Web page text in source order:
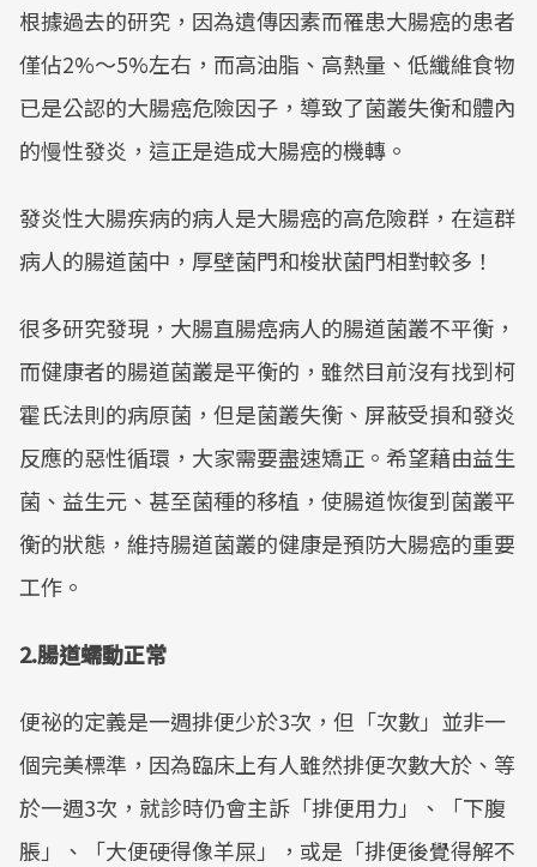
根據過去的研究，因為遺傳因素而罹患大腸癌的患者
僅佔2%～5%左右，而高油脂、高熱量、低纖維食物
已是公認的大腸癌危險因子，導致了菌叢失衡和體內
的慢性發炎，這正是造成大腸癌的機轉。
發炎性大腸疾病的病人是大腸癌的高危險群，在這群
病人的腸道菌中，厚壁菌門和梭狀菌門相對較多！
很多研究發現，大腸直腸癌病人的腸道菌叢不平衡，
而健康者的腸道菌叢是平衡的，雖然目前沒有找到柯
霍氏法則的病原菌，但是菌叢失衡、屏蔽受損和發炎
反應的惡性循環，大家需要盡速矯正。希望藉由益生
菌、益生元、甚至菌種的移植，使腸道恢復到菌叢平
衡的狀態，維持腸道菌叢的健康是預防大腸癌的重要
工作。
2.腸道蠕動正常
便祕的定義是一週排便少於3次，但「次數」並非一
個完美標準，因為臨床上有人雖然排便次數大於、等
於一週3次，就診時仍會主訴「排便用力」、「下腹
脹」、「大便硬得像羊屎」，或是「排便後覺得解不